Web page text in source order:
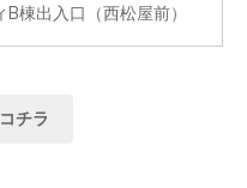
棟出入口（西松屋前）
チラ